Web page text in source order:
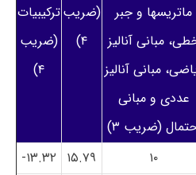
ماتریسها و جبر
مبانی آنالیز
مبانی آنالیز
عددی و مبانی
(ضریب ۳)
(ضریب
۴)
ترکیبیات
(ضریب
۴)
۱۰ ۱۵.۷۹ ۱۳.۳۲-